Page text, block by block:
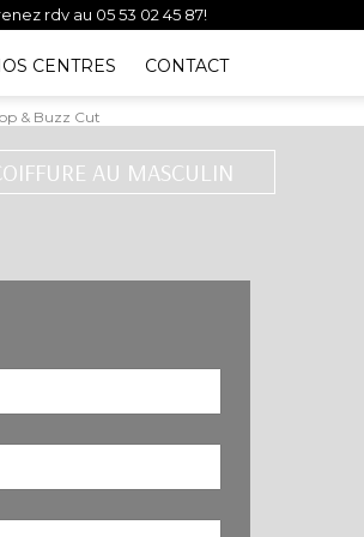
rdv au 05 53 02 45 87!
CENTRES CONTACT
& Buzz Cut
AU MASCULIN